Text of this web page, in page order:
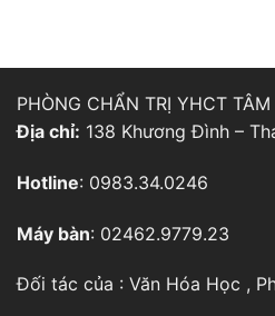
PHÒNG CHẨN TRỊ YHCT
Địa chỉ: 138 Khương Đình –
Hotline: 0983.34.0246
Máy bàn: 02462.9779.23
Đối tác của : Văn Hóa Học ,